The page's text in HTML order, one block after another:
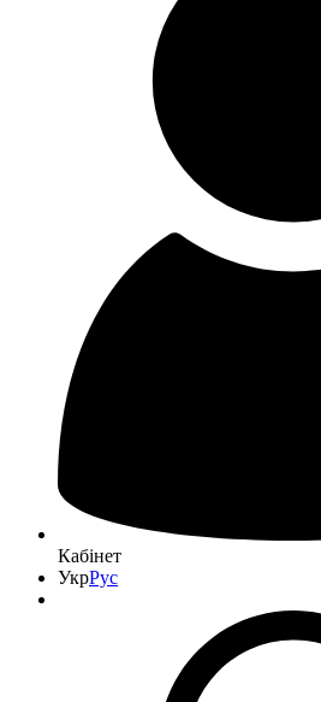
Кабінет
УкрРус